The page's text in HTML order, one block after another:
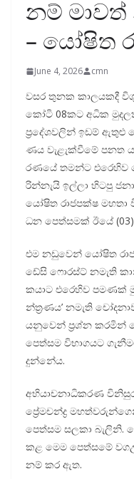
නම්
– යෝෂිත
June 4, 2026 cmn
වසර තුනක කාල­ය­කදී
කෝටි 08කට අධික
ප්‍රදේ­ශ­ව­ලින් ඉඩම් ඇතුළු
ණය වැළැ­ක්වීමේ පනත
ර­ණයේ තමන්ට
රි­න්නැයි ඉල්ලා හිටපු
යෝෂිත රාජ­පක්ෂ
ධන පෙත්ස­මක් ඊයේ
එම නඩු­වෙන් යෝෂිත
ඩේසි ෆොරස්ට් නමැති
ක­යාට එරෙ­හිව පම­ණක්
න්ත්‍ර­ණය’ නමැති
යනු­වෙන් ප්‍රශ්න කර­මින්
පෙත්සම විභා­ග­යට
දුන්නේය.
අභි­යා­ච­නා­ධි­ක­රණ
ප්‍රේම­චන්ද්‍ර
පෙත්සම සලකා බැලිනි.
කළ මෙම පෙත්සමේ
නම් කර ඇත.